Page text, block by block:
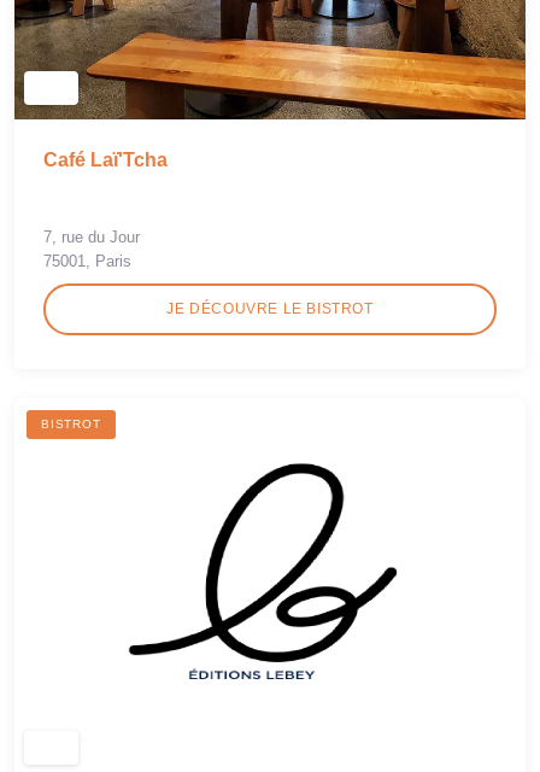
Café Laï'Tcha
7, rue du Jour
75001, Paris
JE DÉCOUVRE LE BISTROT
BISTROT